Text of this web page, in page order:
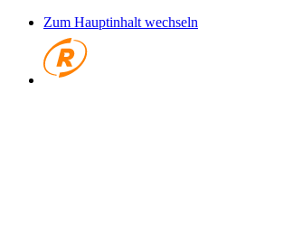
Zum Hauptinhalt wechseln